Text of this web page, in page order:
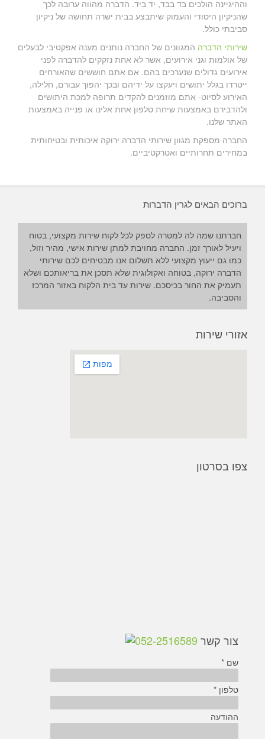
וההיגיינה הולכים בד בבד, יד ביד. הדברה מהווה ערובה לכך
שהניקיון היסודי והעמוק שיתבצע בבית ישרה תחושה של ניקיון
סביבתי כולל.
שירותי הדברה המגוונים של החברה נותנים מענה אפקטיבי לבעלים
של אולמות וגני אירועים, אשר לא אחת נזקקים להדברה לפני
אירועים גדולים שנערכים בהם. אם אתם חוששים שהאורחים
ייטרדו בגלל יתושים ויעקצו על ידיהם ובכך יהפוך עבורם, חלילה,
האירוע לסיוט- אתם מוזמנים להקדים תרופה למכת היתושים
ולהדבירם באמצעות שיחת טלפון אחת אלינו או פנייה באמצעות
האתר שלנו.
החברה מספקת מגוון שירותי הדברה ירוקה איכותית ובטיחותית
במחירים תחרותיים ואטרקטיביים.
ברוכים הבאים לגרין הדברות
חברתנו שמה לה למטרה לספק לכל לקוח שירות מקצועי, בטוח
ויעיל לאורך זמן. החברה מחויבת למתן שירות אישי, מהיר וזול,
כמו גם ייעוץ מקצועי ללא תשלום אנו מבטיחים לכם שירותי
הדברה ירוקה, בטוחה ואקולוגית שלא תסכן את בריאותכם ושלא
תעמיק את החור בכיסכם. שירות עד בית הלקוח באזור המרכז
והסביבה.
אזורי שירות
צפו בסרטון
צור קשר 052-2516589
שם *
טלפון *
ההודעה